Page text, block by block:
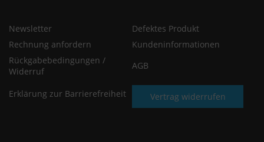
Newsletter
Defektes Produkt
Rechnung anfordern
Kundeninformationen
Rückgabebedingungen /
Widerruf
AGB
Erklärung zur Barrierefreiheit Vertrag widerrufen